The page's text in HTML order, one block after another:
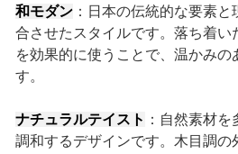
和モダン：日本の伝統的な要素と
合させたスタイルです。落ち着い
を効果的に使うことで、温かみの
す。
ナチュラルテイスト ：自然素材
調和するデザインです。木目調の